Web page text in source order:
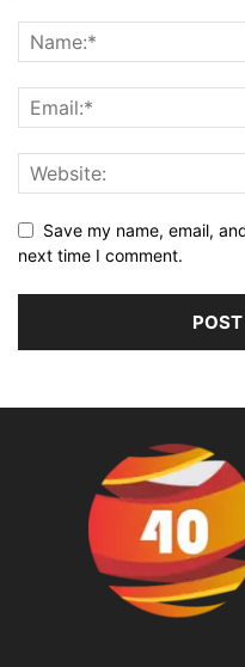
Save my name, email,
next time I comment.